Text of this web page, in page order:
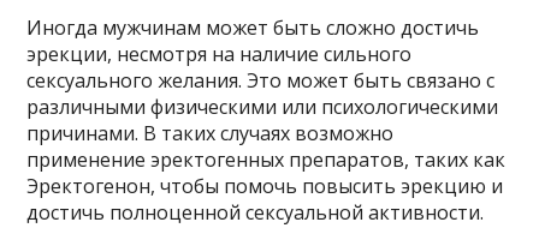
Иногда мужчинам может быть сложно достичь
эрекции, несмотря на наличие сильного
сексуального желания. Это может быть связано с
различными физическими или психологическими
причинами. В таких случаях возможно
применение эректогенных препаратов, таких как
Эректогенон, чтобы помочь повысить эрекцию и
достичь полноценной сексуальной активности.